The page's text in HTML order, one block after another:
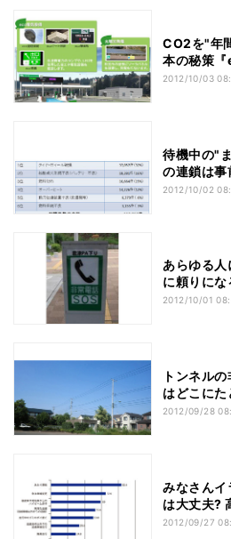
CO2を"年
本の秘策『
2012/10/03
待機中の"
の連鎖は
2012/10/02
あらゆる
に頼りにな
2012/10/01
トンネル
はどこに
2012/09/28
みなさん
は大丈夫?
2012/09/27